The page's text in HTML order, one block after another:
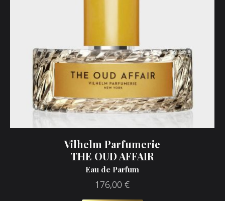
Vilhelm Parfumerie
THE OUD AFFAIR
Eau de Parfum
176,00 €